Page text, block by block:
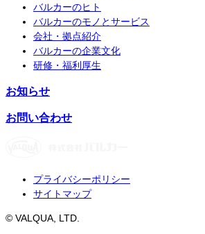
バルカーのヒト
バルカーのモノとサービス
会社・拠点紹介
バルカーの企業文化
研修・福利厚生
お知らせ
お問い合わせ
プライバシーポリシー
サイトマップ
© VALQUA, LTD.